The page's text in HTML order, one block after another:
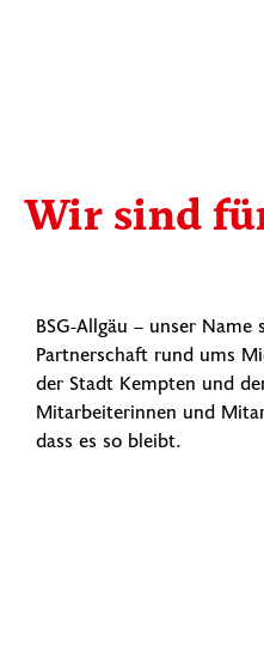
Wir sind
BSG-Allgäu – unser
Partnerschaft rund ums
der Stadt Kempten und
Mitarbeiterinnen und
dass es so bleibt.